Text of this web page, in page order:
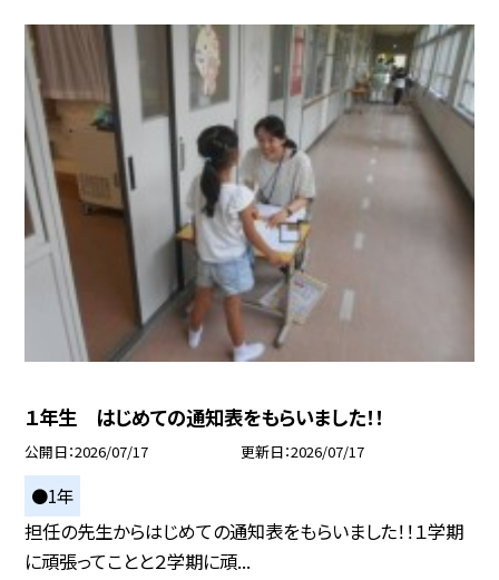
１年生 はじめての通知表をもらいました！！
公開日 2026/07/17 更新日 2026/07/17
●1年
担任の先生からはじめての通知表をもらいました！！１学期
に頑張ってことと２学期に頑...